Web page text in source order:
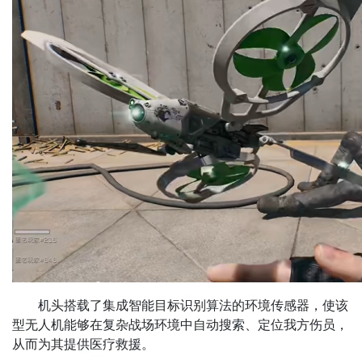
机头搭载了集成智能目标识别算法的环境传感器，使该
型无人机能够在复杂战场环境中自动搜索、定位我方伤员，
从而为其提供医疗救援。